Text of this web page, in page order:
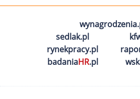
sedlak.pl
rynekpracy.pl
badaniaHR.pl